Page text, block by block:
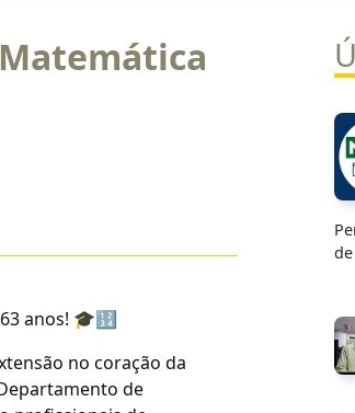
anos! 🎓🔢
no coração da
de